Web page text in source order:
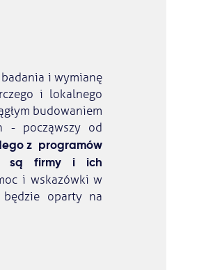
i wymianę
i lokalnego
budowaniem
- począwszy od
z programów
są firmy i ich
i wskazówki w
oparty na